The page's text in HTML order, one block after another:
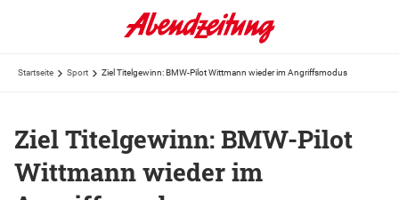
Startseite Sport Ziel Titelgewinn: BMW-Pilot Wittmann wieder im Angriffsmodus
Ziel Titelgewinn: BMW-Pilot
Wittmann wieder im